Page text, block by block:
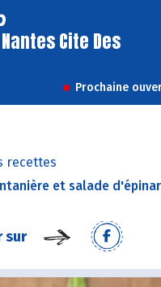
Cite Des
Prochaine
recettes
et salade
sur